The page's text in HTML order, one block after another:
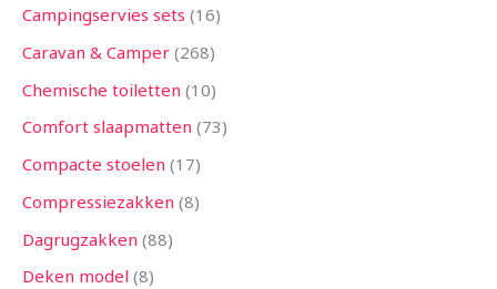
Campingservies sets 16
Caravan & Camper 268
Chemische toiletten 10
Comfort slaapmatten 73
Compacte stoelen 17
Compressiezakken 8
Dagrugzakken 88
Deken model 8